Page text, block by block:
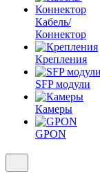
Кабель/
Коннектор
Крепления
SFP модули
Камеры
GPON